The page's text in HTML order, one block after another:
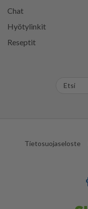
Chat
Hyötylinkit
Reseptit
Tietosuojaseloste